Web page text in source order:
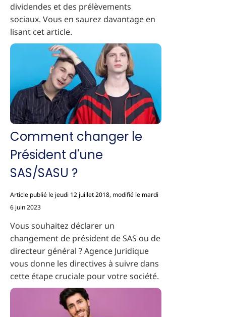
dividendes et des prélèvements
sociaux. Vous en saurez davantage en
lisant cet article.
Comment changer le
Président d'une
SAS/SASU ?
Article publié le jeudi 12 juillet 2018, modifié le mardi
6 juin 2023
Vous souhaitez déclarer un
changement de président de SAS ou de
directeur général ? Agence Juridique
vous donne les directives à suivre dans
cette étape cruciale pour votre société.